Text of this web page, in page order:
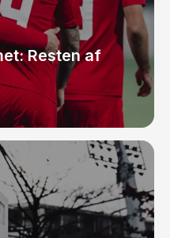
Resten af